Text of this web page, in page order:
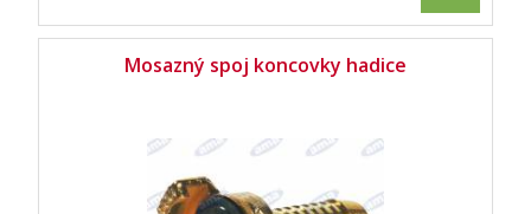
Mosazný spoj koncovky hadice